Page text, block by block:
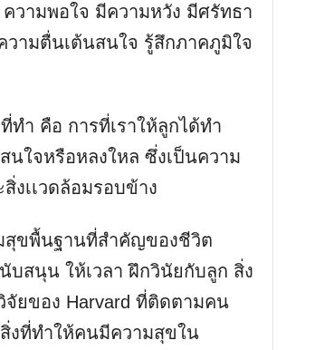
e
วามพอใจ มีความหวัง มีศรัทธา
ามตื่นเต้นสนใจ รู้สึกภาคภูมิใจ
ทำ คือ การที่เราให้ลูกได้ทำ
นใจหรือหลงใหล ซึ่งเป็นความ
งเเวดล้อมรอบข้าง
สุขพื้นฐานที่สำคัญของชีวิต
บสนุน ให้เวลา ฝึกวินัยกับลูก สิ่ง
ยของ Harvard ที่ติดตามคน
งที่ทำให้คนมีความสุขใน